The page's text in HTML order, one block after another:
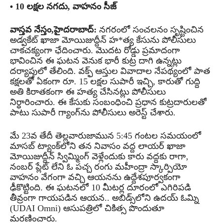
• 10 లక్షల నగదు, వాహనం సీజ్
వాస్తవ నేస్తం,హైదరాబాద్: నగరంలో సంచలనం సృష్టించిన
అడ్వకేట్ ఖాజా మోయిజుద్దీన్ హ*త్య కేసును పోలీసులు
చాకచక్యంగా ఛేదించారు. మొదట రోడ్డు ప్రమాదంగా
భావించిన ఈ ఘటన వెనుక భారీ కుట్ర దాగి ఉన్నట్లు
దర్యాప్తులో తేలింది. వక్ఫ్ ఆస్తుల వివాదాల నేపథ్యంలో పాత
కక్షలతో ఏకంగా రూ. 15 లక్షల సుపారీ ఇచ్చి, కారుతో గుద్ది
అతి కిరాతకంగా ఈ హత్య చేసినట్లు పోలీసులు
నిర్ధారించారు. ఈ కేసుకు సంబంధించి ప్రధాన కుట్రదారులతో
పాటు సుపారీ గ్యాంగ్‌ను పోలీసులు అరెస్ట్ చేశారు.
మే 23వ తేదీ తెల్లవారుజామున 5:45 గంటల సమయంలో
మాసబ్ ట్యాంక్‌లోని తన నివాసం వద్ద లాయర్ ఖాజా
మోయిజుద్దీన్ స్విమ్మింగ్ వెళ్లేందుకు కారు వద్దకు రాగా,
నంబర్ ప్లేట్ లేని ఓ పచ్చ రంగు మహీంద్రా స్కార్పియో
వాహనం వేగంగా వచ్చి ఆయనను ఉద్దేశపూర్వకంగా
ఢీకొట్టింది. ఈ ఘటనలో 10 మీటర్ల దూరంలో ఎగిరిపడి
తీవ్రంగా గాయపడిన ఆయన.. అబిడ్స్‌లోని ఉదయ్ ఓమ్ని
(UDAI Omni) ఆసుపత్రిలో చికిత్స పొందుతూ
మరణించారు.